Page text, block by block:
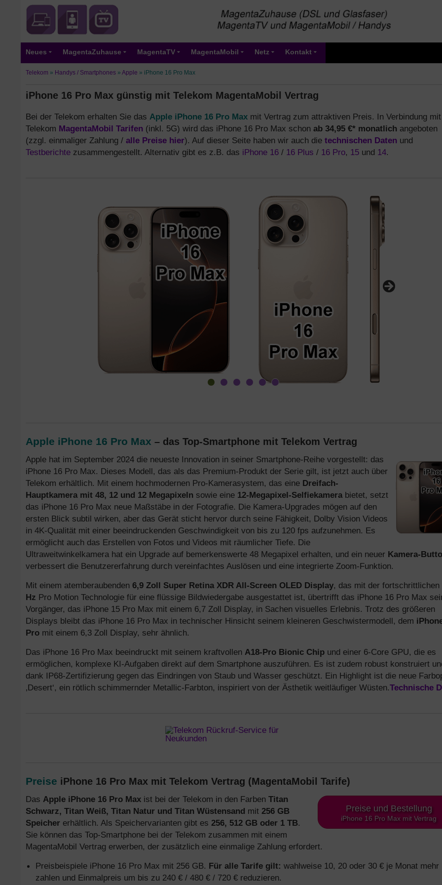
Neues MagentaZuhause MagentaTV MagentaMobil Netz Kontakt
Telekom » Handys / Smartphones » Apple » iPhone 16 Pro Max
iPhone 16 Pro Max günstig mit Telekom MagentaMobil Vertrag
Bei der Telekom erhalten Sie das Apple iPhone 16 Pro Max mit Vertrag zum attraktiven Preis. In Verbindung
Telekom MagentaMobil Tarifen (inkl. 5G) wird das iPhone 16 Pro Max schon ab 34,95 €* monatlich angeboten
(zzgl. einmaliger Zahlung / alle Preise hier). Auf dieser Seite haben wir auch die technischen Daten und
Testberichte zusammengestellt. Alternativ gibt es z.B. das iPhone 16 / 16 Plus / 16 Pro, 15 und 14.
Apple iPhone 16 Pro Max – das Top-Smartphone mit Telekom Vertrag
Apple hat im September 2024 die neueste Innovation in seiner Smartphone-Reihe vorgestellt: das
iPhone 16 Pro Max. Dieses Modell, das als das Premium-Produkt der Serie gilt, ist jetzt auch über
Telekom erhältlich. Mit einem hochmodernen Pro-Kamerasystem, das eine Dreifach-
Hauptkamera mit 48, 12 und 12 Megapixeln sowie eine 12-Megapixel-Selfiekamerabietet, setzt
das iPhone 16 Pro Max neue Maßstäbe in der Fotografie. Die Kamera-Upgrades mögen auf den
ersten Blick subtil wirken, aber das Gerät sticht hervor durch seine Fähigkeit, Dolby Vision Videos
in 4K-Qualität mit einer beeindruckenden Geschwindigkeit von bis zu 120 fps aufzunehmen. Es
ermöglicht auch das Erstellen von Fotos und Videos mit räumlicher Tiefe. Die
Ultraweitwinkelkamera hat ein Upgrade auf bemerkenswerte 48 Megapixel erhalten, und ein neuer Kamera-
verbessert die Benutzererfahrung durch vereinfachtes Auslösen und eine integrierte Zoom-Funktion.
Mit einem atemberaubenden 6,9 Zoll Super Retina XDR All-Screen OLED Display, das mit der fortschrittlichen
Hz Pro Motion Technologie für eine flüssige Bildwiedergabe ausgestattet ist, übertrifft das iPhone 16 Pro Max
Vorgänger, das iPhone 15 Pro Max mit einem 6,7 Zoll Display, in Sachen visuelles Erlebnis. Trotz des größeren
Displays bleibt das iPhone 16 Pro Max in technischer Hinsicht seinem kleineren Geschwistermodell, dem
Pro mit einem 6,3 Zoll Display, sehr ähnlich.
Das iPhone 16 Pro Max beeindruckt mit seinem kraftvollen A18-Pro Bionic Chip und einer 6-Core GPU, die es
ermöglichen, komplexe KI-Aufgaben direkt auf dem Smartphone auszuführen. Es ist zudem robust konstruiert
dank IP68-Zertifizierung gegen das Eindringen von Staub und Wasser geschützt. Ein Highlight ist die neue
‚Desert‘, ein rötlich schimmernder Metallic-Farbton, inspiriert von der Ästhetik weitläufiger Wüsten.Technische
Preise iPhone 16 Pro Max mit Telekom Vertrag (MagentaMobil Tarife)
Preise und Bestellung
iPhone 16 Pro Max mit Vertrag
Das Apple iPhone 16 Pro Max ist bei der Telekom in den Farben Titan
Schwarz, Titan Weiß, Titan Natur und Titan Wüstensand mit 256 GB
Speicher erhältlich. Als Speichervarianten gibt es 256, 512 GB oder 1 TB.
Sie können das Top-Smartphone bei der Telekom zusammen mit einem
MagentaMobil Vertrag erwerben, der zusätzlich eine einmalige Zahlung erfordert.
Preisbeispiele iPhone 16 Pro Max mit 256 GB. Für alle Tarife gilt: wahlweise 10, 20 oder 30 € je Monat mehr
zahlen und Einmalpreis um bis zu 240 € / 480 € / 720 € reduzieren.